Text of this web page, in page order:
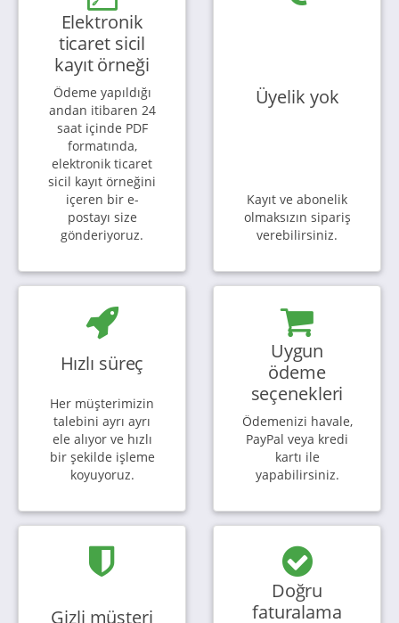
Elektronik
ticaret sicil
kayıt örneği
Ödeme yapıldığı
andan itibaren 24
saat içinde PDF
formatında,
elektronik ticaret
sicil kayıt örneğini
içeren bir e-
postayı size
gönderiyoruz.
Üyelik yok
Kayıt ve abonelik
olmaksızın sipariş
verebilirsiniz.
Hızlı süreç
Her müşterimizin
talebini ayrı ayrı
ele alıyor ve hızlı
bir şekilde işleme
koyuyoruz.
Uygun
ödeme
seçenekleri
Ödemenizi havale,
PayPal veya kredi
kartı ile
yapabilirsiniz.
Gizli müşteri
Doğru
faturalama